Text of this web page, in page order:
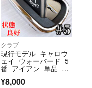
クラブ
現行モデル キャロウ
ェイ ウォーバード 5
番 アイアン 単品 純
正カーボン（R）
¥8,000